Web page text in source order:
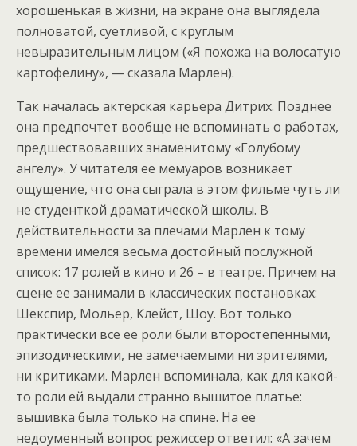
хорошенькая в жизни, на экране она выглядела
полноватой, суетливой, с круглым
невыразительным лицом («Я похожа на волосатую
картофелину», — сказала Марлен).
Так началась актерская карьера Дитрих. Позднее
она предпочтет вообще не вспоминать о работах,
предшествовавших знаменитому «Голубому
ангелу». У читателя ее мемуаров возникает
ощущение, что она сыграла в этом фильме чуть ли
не студенткой драматической школы. В
действительности за плечами Марлен к тому
времени имелся весьма достойный послужной
список: 17 ролей в кино и 26 – в театре. Причем на
сцене ее занимали в классических постановках:
Шекспир, Мольер, Клейст, Шоу. Вот только
практически все ее роли были второстепенными,
эпизодическими, не замечаемыми ни зрителями,
ни критиками. Марлен вспоминала, как для какой-
то роли ей выдали странно вышитое платье:
вышивка была только на спине. На ее
недоуменный вопрос режиссер ответил: «А зачем